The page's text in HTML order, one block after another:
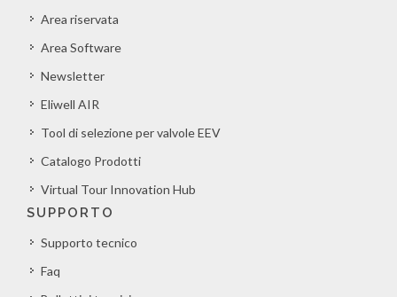
Area riservata
Area Software
Newsletter
Eliwell AIR
Tool di selezione per valvole EEV
Catalogo Prodotti
Virtual Tour Innovation Hub
SUPPORTO
Supporto tecnico
Faq